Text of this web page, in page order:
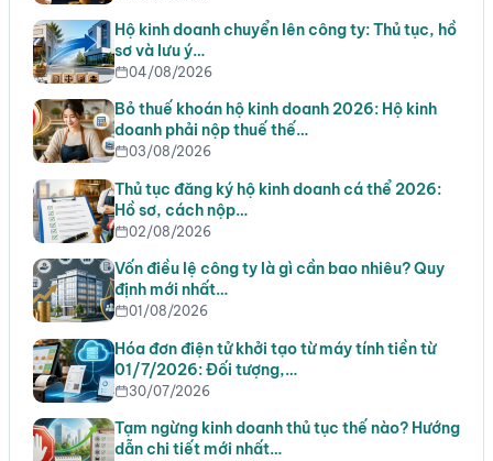
Hộ kinh doanh chuyển lên công ty: Thủ tục, hồ
sơ và lưu ý…
04/08/2026
Bỏ thuế khoán hộ kinh doanh 2026: Hộ kinh
doanh phải nộp thuế thế…
03/08/2026
Thủ tục đăng ký hộ kinh doanh cá thể 2026:
Hồ sơ, cách nộp…
02/08/2026
Vốn điều lệ công ty là gì cần bao nhiêu? Quy
định mới nhất…
01/08/2026
Hóa đơn điện tử khởi tạo từ máy tính tiền từ
01/7/2026: Đối tượng,…
30/07/2026
Tạm ngừng kinh doanh thủ tục thế nào? Hướng
dẫn chi tiết mới nhất…